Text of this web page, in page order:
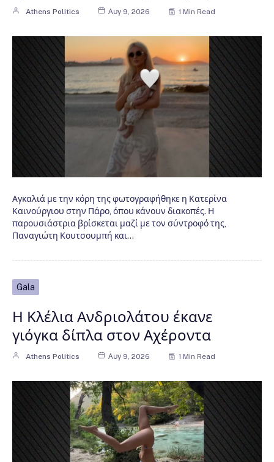
Athens Politics Αυγ 9, 2026 1 Min Read
Αγκαλιά με την κόρη της φωτογραφήθηκε η Κατερίνα
Καινούργιου στην Πάρο, όπου κάνουν διακοπές. Η
παρουσιάστρια βρίσκεται μαζί με τον σύντροφό της,
Παναγιώτη Κουτσουμπή και…
Gala
Η Κλέλια Ανδριολάτου έκανε
γιόγκα δίπλα στον Αχέροντα
Athens Politics Αυγ 9, 2026 1 Min Read